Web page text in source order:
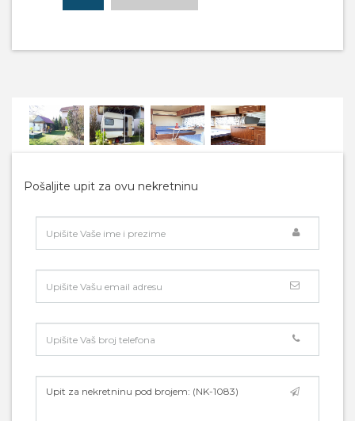
Pošaljite upit za ovu nekretninu